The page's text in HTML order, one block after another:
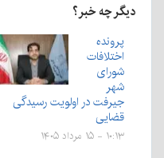
دیگر چه خبر؟
پرونده
اختلافات
شورای
شهر
جیرفت در اولویت رسیدگی
قضایی
۱۰:۱۳ - ۱۵ مرداد ۱۴۰۵